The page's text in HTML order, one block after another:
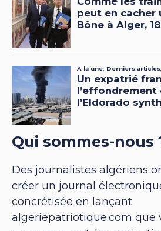
Qui sommes-nous
Des journalistes algériens
créer un journal
concrétisée en lançant
algeriepatriotique.com que